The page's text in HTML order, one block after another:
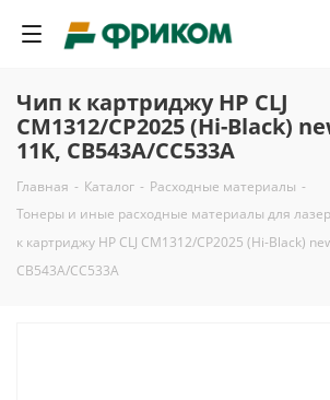
Чип к картриджу HP CLJ
CM1312/CP2025 (Hi-Black)
11K, CB543A/CC533A
Главная - Каталог - Расходные материалы -
Тонеры и иные расходные материалы для
к картриджу HP CLJ CM1312/CP2025 (Hi-Black)
CB543A/CC533A